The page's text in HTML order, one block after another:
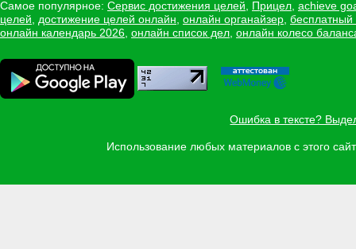
Самое популярное: Сервис достижения целей Прицел achieve
целей
достижение целей онлайн онлайн органайзер
онлайн календарь 2026 онлайн список дел онлайн колесо
Ошибка в тексте?
Использование любых материалов с этого
Задать вопрос